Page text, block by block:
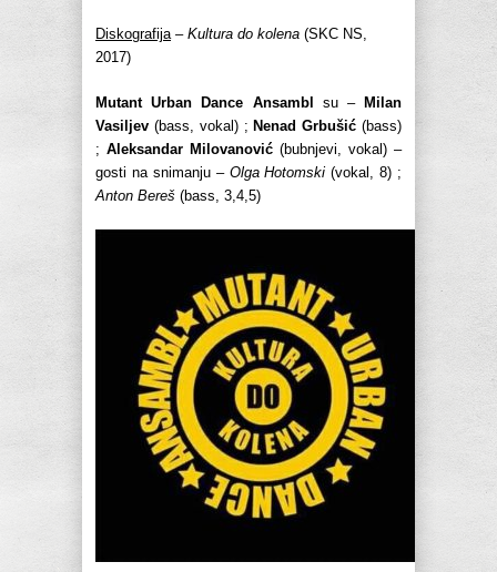
Diskografija– Kultura do kolena (SKC NS,
2017)
Mutant Urban Dance Ansambl su – Milan
Vasiljev (bass, vokal) ; Nenad Grbušić (bass)
; Aleksandar Milovanović (bubnjevi, vokal) –
gosti na snimanju – Olga Hotomski (vokal, 8) ;
Anton Bereš (bass, 3,4,5)